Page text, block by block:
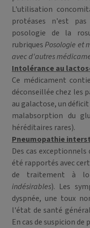
L'utilisation
protéases n'est
posologie de la
rubriquesPosologie et
avec d'autres
Intolérance au
Ce médicament
déconseillée chez les
au galactose, un
malabsorption du
héréditaires rares).
Pneumopathie
Des cas
été rapportés avec
de traitement à
indésirables). Les
dyspnée, une toux
l'état de santé
En cas de suspicion